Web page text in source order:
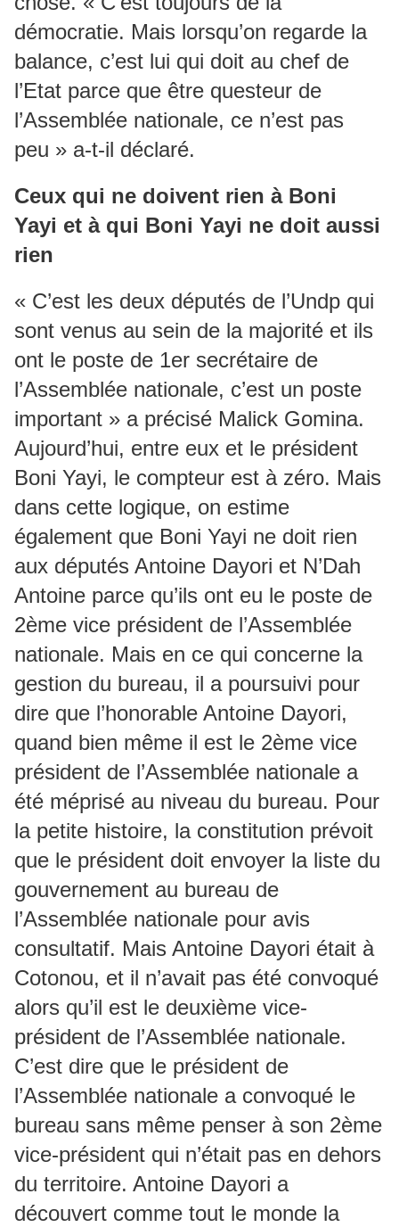
démocratie. Mais lorsqu’on regarde la
balance, c’est lui qui doit au chef de
l’Etat parce que être questeur de
l’Assemblée nationale, ce n’est pas
peu » a-t-il déclaré.
Ceux qui ne doivent rien à Boni
Yayi et à qui Boni Yayi ne doit aussi
rien
« C’est les deux députés de l’Undp qui
sont venus au sein de la majorité et ils
ont le poste de 1er secrétaire de
l’Assemblée nationale, c’est un poste
important » a précisé Malick Gomina.
Aujourd’hui, entre eux et le président
Boni Yayi, le compteur est à zéro. Mais
dans cette logique, on estime
également que Boni Yayi ne doit rien
aux députés Antoine Dayori et N’Dah
Antoine parce qu’ils ont eu le poste de
2ème vice président de l’Assemblée
nationale. Mais en ce qui concerne la
gestion du bureau, il a poursuivi pour
dire que l’honorable Antoine Dayori,
quand bien même il est le 2ème vice
président de l’Assemblée nationale a
été méprisé au niveau du bureau. Pour
la petite histoire, la constitution prévoit
que le président doit envoyer la liste du
gouvernement au bureau de
l’Assemblée nationale pour avis
consultatif. Mais Antoine Dayori était à
Cotonou, et il n’avait pas été convoqué
alors qu’il est le deuxième vice-
président de l’Assemblée nationale.
C’est dire que le président de
l’Assemblée nationale a convoqué le
bureau sans même penser à son 2ème
vice-président qui n’était pas en dehors
du territoire. Antoine Dayori a
découvert comme tout le monde la